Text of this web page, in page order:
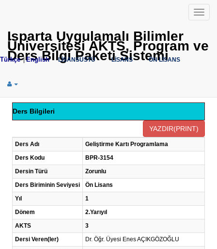
Menü
Isparta Uygulamalı Bilimler
Üniversitesi AKTS, Program ve
Ders Bilgi Paketi Sistemi
Türkçe|English LİSANSÜSTÜ LİSANS ÖN LİSANS
Ders Bilgileri
Ders Adı
Geliştirme Kartı Programlama
Ders Kodu
BPR-3154
Dersin Türü
Zorunlu
Ders Biriminin Seviyesi
Ön Lisans
Yıl
1
Dönem
2.Yarıyıl
AKTS
3
Dersi Veren(ler)
Dr. Öğr. Üyesi Enes AÇIKGÖZOĞLU